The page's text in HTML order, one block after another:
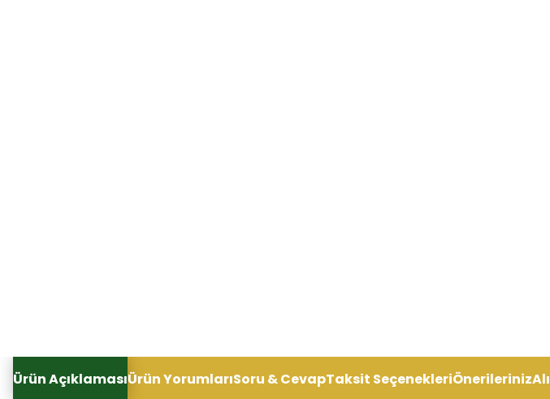
Ürün AçıklamasıÜrün YorumlarıSoru & CevapTaksit SeçenekleriÖnerileriniz